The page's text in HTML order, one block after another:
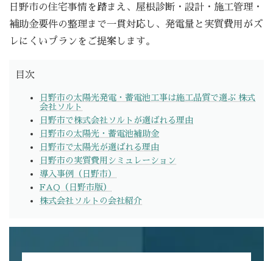
日野市の住宅事情を踏まえ、屋根診断・設計・施工管理・
補助金要件の整理まで一貫対応し、発電量と実質費用がズ
レにくいプランをご提案します。
目次
日野市の太陽光発電・蓄電池工事は施工品質で選ぶ 株式
会社ソルト
日野市で株式会社ソルトが選ばれる理由
日野市の太陽光・蓄電池補助金
日野市で太陽光が選ばれる理由
日野市の実質費用シミュレーション
導入事例（日野市）
FAQ（日野市版）
株式会社ソルトの会社紹介